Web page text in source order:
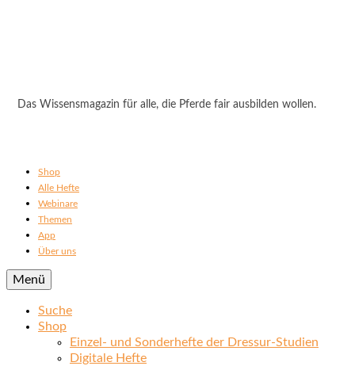
Das Wissensmagazin für alle, die Pferde fair ausbilden wollen.
Shop
Alle Hefte
Webinare
Themen
App
Über uns
Menü
Suche
Shop
Einzel- und Sonderhefte der Dressur-Studien
Digitale Hefte